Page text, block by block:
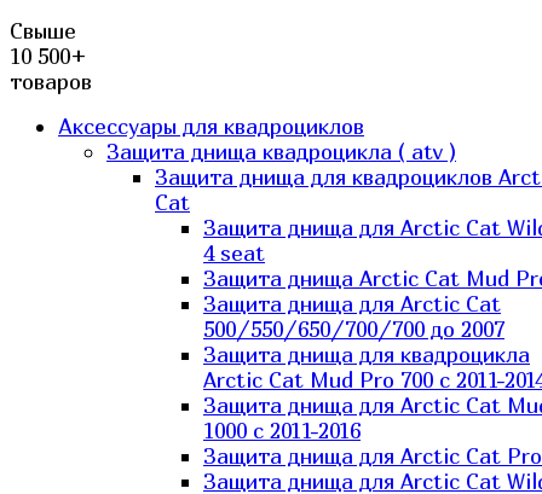
Свыше
10 500+
товаров
Аксессуары для квадроциклов
Защита днища квадроцикла ( atv )
Защита днища для квадроциклов
Cat
Защита днища для Arctic Cat
4 seat
Защита днища Arctic Cat Mud
Защита днища для Arctic Cat
500/550/650/700/700 до 2007
Защита днища для квадроцикла
Arctic Cat Mud Pro 700 с 2011-
Защита днища для Arctic Cat
1000 c 2011-2016
Защита днища для Arctic Cat
Защита днища для Arctic Cat